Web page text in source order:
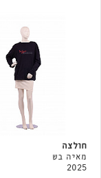
חולצה
מאיה בש
2025